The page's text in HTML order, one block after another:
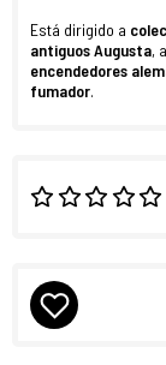
Está dirigido a
antiguos Augusta,
encendedores
fumador.